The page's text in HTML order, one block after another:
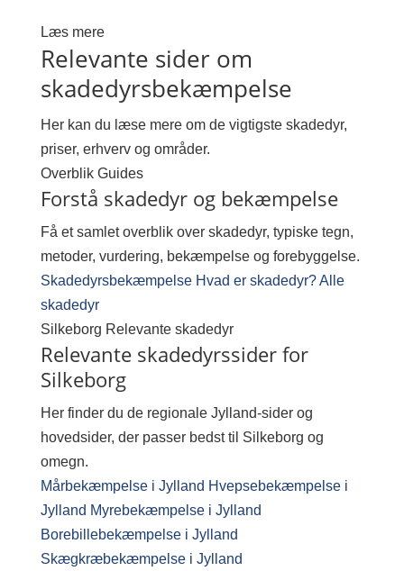
Læs mere
Relevante sider om
skadedyrsbekæmpelse
Her kan du læse mere om de vigtigste skadedyr,
priser, erhverv og områder.
Overblik Guides
Forstå skadedyr og bekæmpelse
Få et samlet overblik over skadedyr, typiske tegn,
metoder, vurdering, bekæmpelse og forebyggelse.
Skadedyrsbekæmpelse Hvad er skadedyr?Alle
skadedyr
Silkeborg Relevante skadedyr
Relevante skadedyrssider for
Silkeborg
Her finder du de regionale Jylland-sider og
hovedsider, der passer bedst til Silkeborg og
omegn.
Mårbekæmpelse i Jylland Hvepsebekæmpelse i
Jylland Myrebekæmpelse i Jylland
Borebillebekæmpelse i Jylland
Skægkræbekæmpelse i Jylland